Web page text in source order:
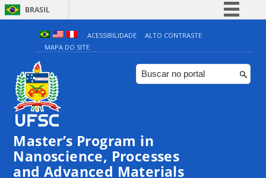
BRASIL
Simplifique!
Comunica BR
Participe
ACESSIBILIDADE
ALTO CONTRASTE
MAPA DO SITE
Master’s Program in
Nanoscience, Processes
and Advanced Materials